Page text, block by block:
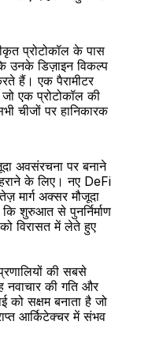
प्रोटोकॉल के पास
उनके डिज़ाइन विकल्प
हैं। एक पैरामीटर
एक प्रोटोकॉल की
चीजों पर हानिकारक
अवसंरचना पर बनाने
के लिए। नए DeFi
मार्ग अक्सर मौजूदा
शुरुआत से पुनर्निर्माण
विरासत में लेते हुए
की सबसे
नवाचार की गति और
को सक्षम बनाता है जो
आर्किटेक्चर में संभव